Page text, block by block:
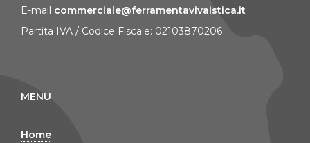
E-mail commerciale@ferramentavivaistica.it
Partita IVA / Codice Fiscale: 02103870206
MENU
Home